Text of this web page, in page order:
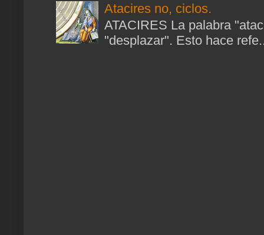
Atacires no, ciclos.
ATACIRES La palabra
"desplazar". Esto hace